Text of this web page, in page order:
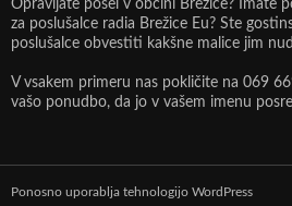
Opravljate posel v občini Brežice? Imate
za poslušalce radia Brežice Eu? Ste
poslušalce obvestiti kakšne malice jim
V vsakem primeru nas pokličite na 069
vašo ponudbo, da jo v vašem imenu
Ponosno uporablja tehnologijo WordPress